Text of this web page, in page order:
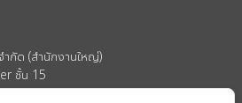
ำกัด (สำนักงานใหญ่)
ชั้น 15
เขตปทุมวัน กรุงเทพมหานคร 10330